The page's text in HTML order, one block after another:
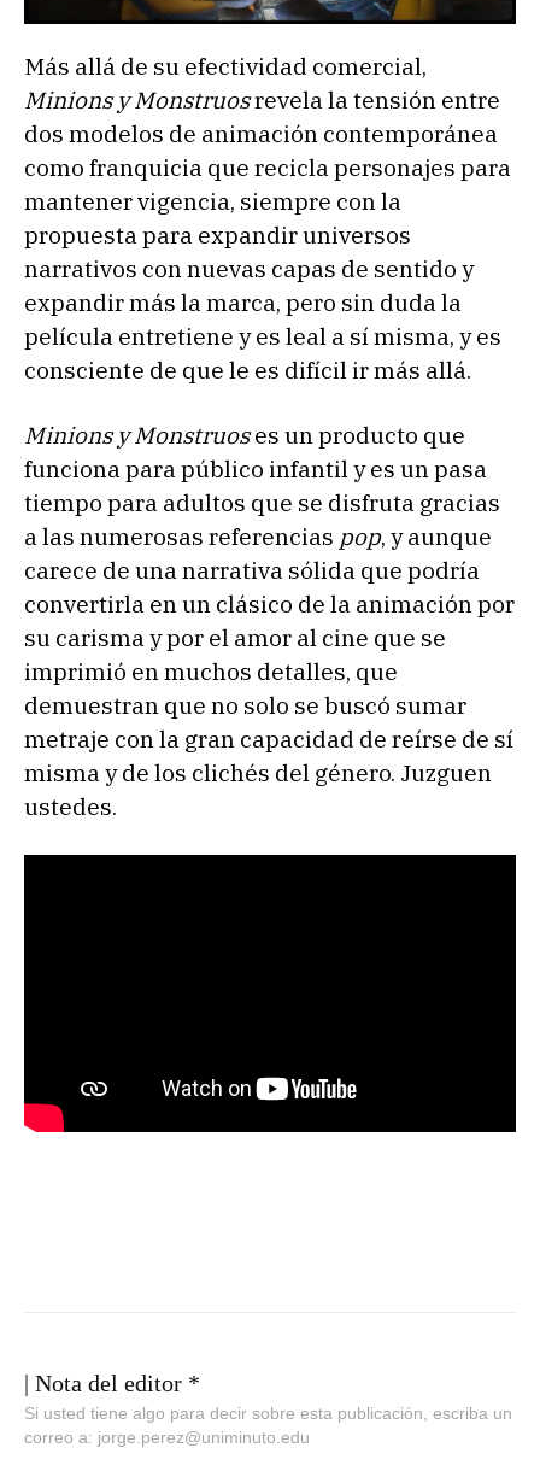
Más allá de su efectividad comercial,
Minions y Monstruosrevela la tensión entre
dos modelos de animación contemporánea
como franquicia que recicla personajes para
mantener vigencia, siempre con la
propuesta para expandir universos
narrativos con nuevas capas de sentido y
expandir más la marca, pero sin duda la
película entretiene y es leal a sí misma, y es
consciente de que le es difícil ir más allá.
Minions y Monstruoses un producto que
funciona para público infantil y es un pasa
tiempo para adultos que se disfruta gracias
a las numerosas referencias pop, y aunque
carece de una narrativa sólida que podría
convertirla en un clásico de la animación por
su carisma y por el amor al cine que se
imprimió en muchos detalles, que
demuestran que no solo se buscó sumar
metraje con la gran capacidad de reírse de sí
misma y de los clichés del género. Juzguen
ustedes.
| Nota del editor *
Si usted tiene algo para decir sobre esta publicación, escriba un
correo a: jorge.perez@uniminuto.edu